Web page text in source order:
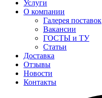
Услуги
О компании
Галерея поставок
Вакансии
ГОСТЫ и ТУ
Статьи
Доставка
Отзывы
Новости
Контакты